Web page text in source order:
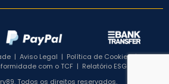
| Aviso Legal | Política de Cookies|
com o TCF | Relatório ESG
Todos os direitos reservados.